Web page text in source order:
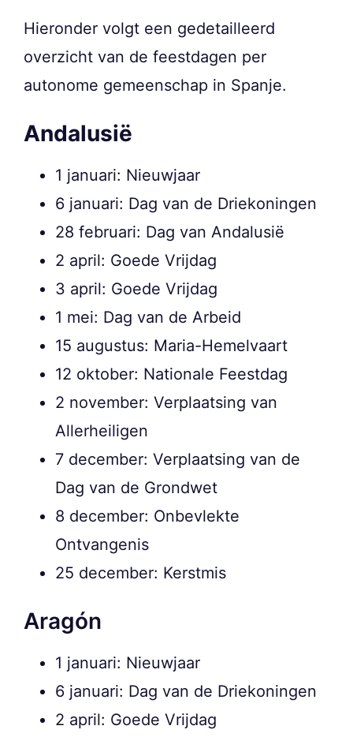
Hieronder volgt een gedetailleerd
overzicht van de feestdagen per
autonome gemeenschap in Spanje.
Andalusië
1 januari: Nieuwjaar
6 januari: Dag van de Driekoningen
28 februari: Dag van Andalusië
2 april: Goede Vrijdag
3 april: Goede Vrijdag
1 mei: Dag van de Arbeid
15 augustus: Maria-Hemelvaart
12 oktober: Nationale Feestdag
2 november: Verplaatsing van
Allerheiligen
7 december: Verplaatsing van de
Dag van de Grondwet
8 december: Onbevlekte
Ontvangenis
25 december: Kerstmis
Aragón
1 januari: Nieuwjaar
6 januari: Dag van de Driekoningen
2 april: Goede Vrijdag